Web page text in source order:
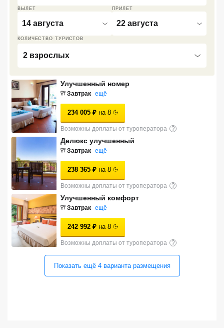
ВЫЛЕТ
14 августа
ПРИЛЕТ
22 августа
КОЛИЧЕСТВО ТУРИСТОВ
2 взрослых
Улучшенный номер
Завтрак ещё
234 005 ₽ на 8
Возможны доплаты от туроператора ?
Делюкс улучшенный
Завтрак ещё
238 365 ₽ на 8
Возможны доплаты от туроператора ?
Улучшенный комфорт
Завтрак ещё
242 992 ₽ на 8
Возможны доплаты от туроператора ?
Показать ещё 4 вариантаразмещения
ТОП 10 лучших отелей 5*
ТОП 10 недорогих отелей
Недорогие отели 4*
звезды
Лучшие отели 3* звезды
Недорогие отели 3*
Сетевые отели Турции
Сетевые отели Египта
Сетевые отели ОАЭ
Сетевые отели Таиланда
Сетевые отели Шри Ланки